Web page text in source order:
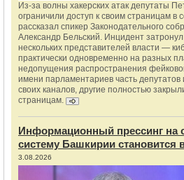
Из‑за волны хакерских атак депутаты
ограничили доступ к своим страницам в
рассказал спикер Законодательного
Александр Бельский. Инцидент затронул
нескольких представителей власти —
практически одновременно на разных
недопущения распространения
имени парламентариев часть
своих каналов, другие полностью
страницам.
Информационный прессинг на
систему Башкирии становится
3.08.2026